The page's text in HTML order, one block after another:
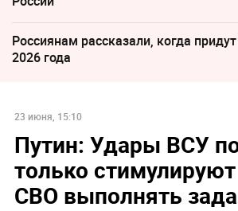
Россиянам рассказали, когда
2026 года
23 июня, 15:10
Путин: Удары ВСУ
только
СВО выполнять